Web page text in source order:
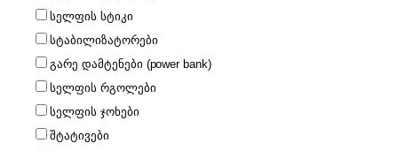
სელფის სტიკი
სტაბილიზატორები
გარე დამტენები (power bank)
სელფის რგოლები
სელფის ჯოხები
შტატივები